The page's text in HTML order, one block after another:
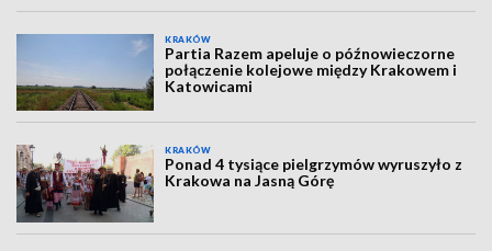
KRAKÓW
Partia Razem apeluje o późnowieczorne
połączenie kolejowe między Krakowem i
Katowicami
KRAKÓW
Ponad 4 tysiące pielgrzymów wyruszyło z
Krakowa na Jasną Górę